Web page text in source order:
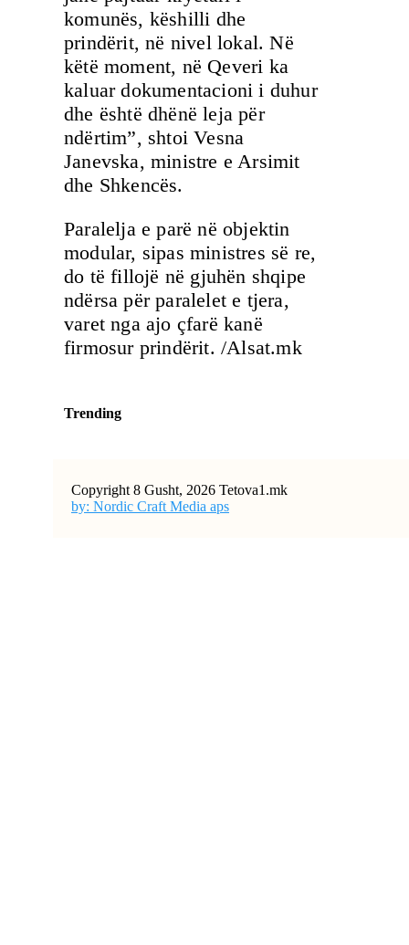
komunës, këshilli dhe
prindërit, në nivel lokal. Në
këtë moment, në Qeveri ka
kaluar dokumentacioni i duhur
dhe është dhënë leja për
ndërtim”, shtoi Vesna
Janevska, ministre e Arsimit
dhe Shkencës.
Paralelja e parë në objektin
modular, sipas ministres së re,
do të fillojë në gjuhën shqipe
ndërsa për paralelet e tjera,
varet nga ajo çfarë kanë
firmosur prindërit. /Alsat.mk
Trending
Copyright 8 Gusht, 2026 Tetova1.mk
by: Nordic Craft Media aps